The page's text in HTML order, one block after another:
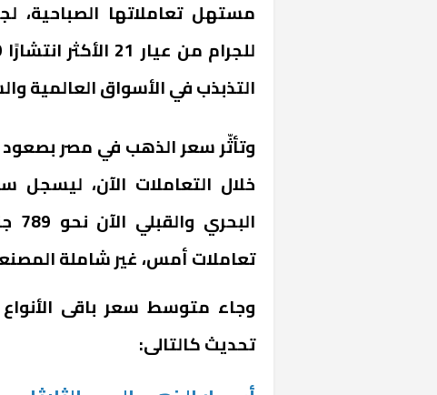
مستهل تعاملاتها
التذبذب في الأسواق العالمية
وتأثّر سعر الذهب في مصر بصعود
تعاملات أمس، غير شاملة
وجاء متوسط سعر باقى
تحديث كالتالى: